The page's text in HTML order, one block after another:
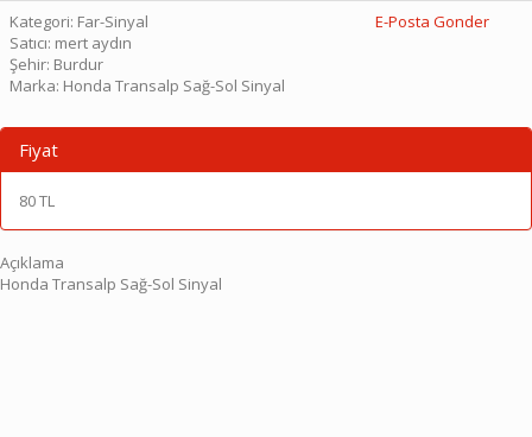
Kategori: Far-Sinyal
Satıcı: mert aydın
Şehir: Burdur
Marka: Honda Transalp Sağ-Sol Sinyal
E-Posta Gonder
Fiyat
80 TL
Açıklama
Honda Transalp Sağ-Sol Sinyal